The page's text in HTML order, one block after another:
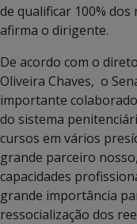
de qualificar 100%
afirma o dirigente.
De acordo com o
Oliveira Chaves, o
importante
do sistema
cursos em vários
grande parceiro
capacidades
grande importância
ressocialização dos